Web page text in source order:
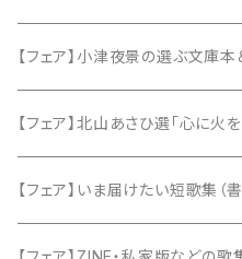
【フェア】小津夜景の選ぶ文庫
【フェア】北山あさひ選「心に火
【フェア】いま届けたい短歌集